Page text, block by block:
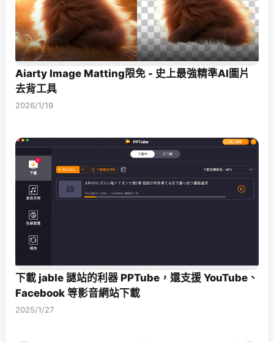
Aiarty Image Matting限免 - 史上最強精準AI圖片
去背工具
2026/1/19
下載 jable 謎站的利器 PPTube，還支援 YouTube、
Facebook 等影音網站下載
2025/1/27